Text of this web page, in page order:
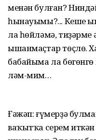
менән булған?
һынауымы?... Кеше
ла һөйләмә, тиҙәрме
ышанмаҫтар төҫлө.
бабайыма ла
ләм-мим…
Ғәжәп: ғүмерҙә
ваҡытҡа серем